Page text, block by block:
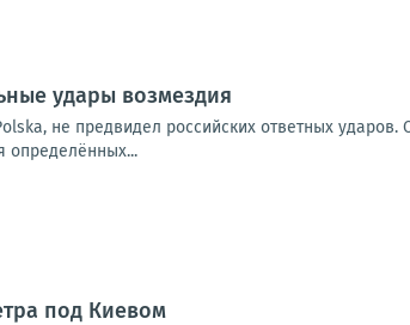
удары возмездия
не предвидел российских ответных ударов.
определённых...
под Киевом